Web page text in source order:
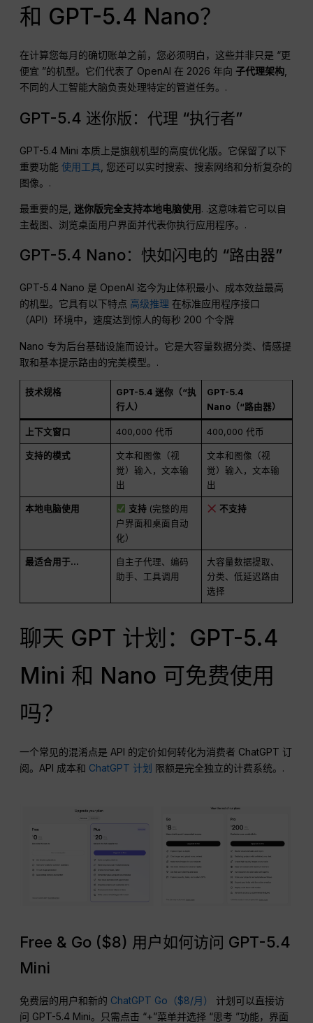
和 GPT-5.4 Nano？
在计算您每月的确切账单之前，您必须明白，这些并非只是 “更
便宜 ”的机型。它们代表了 OpenAI 在 2026 年向 子代理架构
不同的人工智能大脑负责处理特定的管道任务。.
GPT-5.4 迷你版：代理 “执行者”
GPT-5.4 Mini 本质上是旗舰机型的高度优化版。它保留了以下
重要功能使用工具 , 您还可以实时搜索、搜索网络和分析复杂的
图像。.
最重要的是,迷你版完全支持本地电脑使用. .这意味着它可以自
主截图、浏览桌面用户界面并代表你执行应用程序。.
GPT-5.4 Nano：快如闪电的 “路由器”
GPT-5.4 Nano 是 OpenAI 迄今为止体积最小、成本效益最高
的机型。它具有以下特点 高级推理 在标准应用程序接口
（API）环境中，速度达到惊人的每秒 200 个令牌
Nano 专为后台基础设施而设计。它是大容量数据分类、情感提
取和基本提示路由的完美模型。.
技术规格
GPT-5.4 迷你（“执
行人）
GPT-5.4
Nano（“路由器）
上下文窗口 400,000 代币 400,000 代币
支持的模式
文本和图像（视
觉）输入，文本输
出
文本和图像（视
觉）输入，文本输
出
本地电脑使用 支持 (完整的用
户界面和桌面自动
化）
不支持
最适合用于...
自主子代理、编码
助手、工具调用
大容量数据提取、
分类、低延迟路由
选择
聊天 GPT 计划：GPT-5.4
Mini 和 Nano 可免费使用
吗？
一个常见的混淆点是 API 的定价如何转化为消费者 ChatGPT 订
阅。API 成本和 ChatGPT 计划 限额是完全独立的计费系统。.
Free & Go ($8) 用户如何访问 GPT-5.4
Mini
免费层的用户和新的 ChatGPT Go（$8/月）
计划可以直接访
问 GPT-5.4 Mini。只需点击 “+”菜单并选择 “思考 ”功能，界面